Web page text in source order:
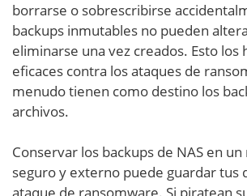
borrarse o sobrescribirse
backups inmutables no pueden
eliminarse una vez creados. Esto los
eficaces contra los ataques de
menudo tienen como destino los
archivos.
Conservar los backups de NAS en
seguro y externo puede guardar tus